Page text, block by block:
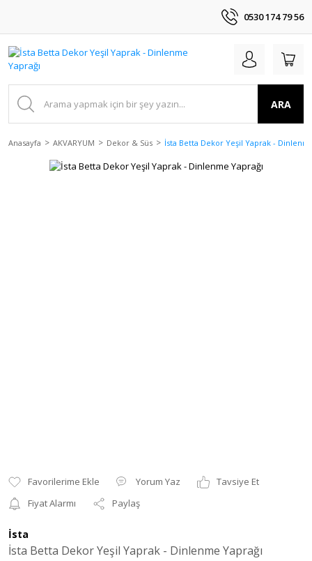
0530 174 79 56
ARA
Anasayfa AKVARYUM Dekor & Süs İsta Betta Dekor Yeşil Yaprak -
Yorum Yaz
Tavsiye Et
Fiyat Alarmı
Paylaş
İsta
İsta Betta Dekor Yeşil Yaprak - Dinlenme Yaprağı